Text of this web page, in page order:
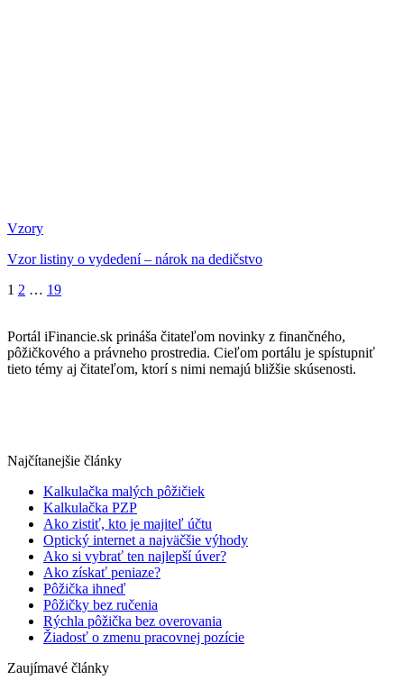
Vzory
Vzor listiny o vydedení – nárok na dedičstvo
1 2 … 19
Portál iFinancie.sk prináša čitateľom novinky z finančného,
pôžičkového a právneho prostredia. Cieľom portálu je spístupniť
tieto témy aj čitateľom, ktorí s nimi nemajú bližšie skúsenosti.
Najčítanejšie články
Kalkulačka malých pôžičiek
Kalkulačka PZP
Ako zistiť, kto je majiteľ účtu
Optický internet a najväčšie výhody
Ako si vybrať ten najlepší úver?
Ako získať peniaze?
Pôžička ihneď
Pôžičky bez ručenia
Rýchla pôžička bez overovania
Žiadosť o zmenu pracovnej pozície
Zaujímavé články